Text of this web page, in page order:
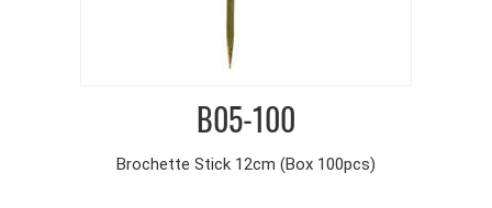
B05-100
Brochette Stick 12cm (Box 100pcs)